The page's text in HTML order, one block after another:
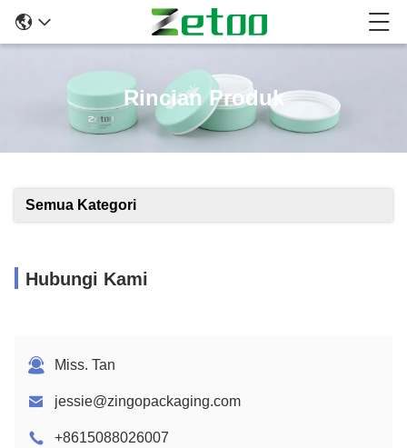
Rincian Produk
Semua Kategori
Hubungi Kami
Miss. Tan
jessie@zingopackaging.com
+8615088026007